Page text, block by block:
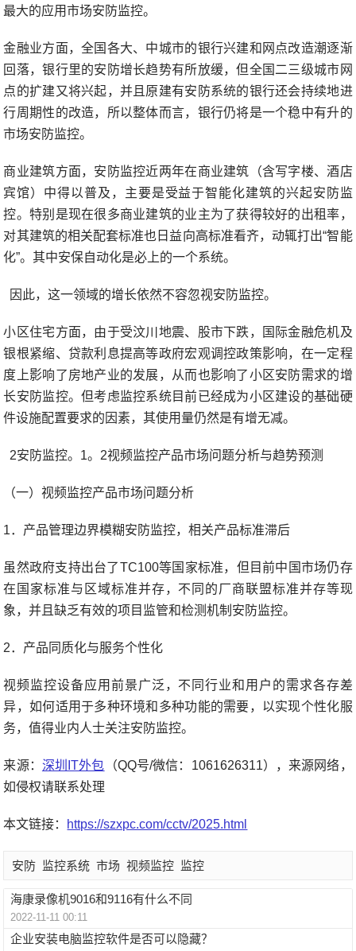
最大的应用市场安防监控。
金融业方面，全国各大、中城市的银行兴建和网点改造潮逐渐
回落，银行里的安防增长趋势有所放缓，但全国二三级城市网
点的扩建又将兴起，并且原建有安防系统的银行还会持续地进
行周期性的改造，所以整体而言，银行仍将是一个稳中有升的
市场安防监控。
商业建筑方面，安防监控近两年在商业建筑（含写字楼、酒店
宾馆）中得以普及，主要是受益于智能化建筑的兴起安防监
控。特别是现在很多商业建筑的业主为了获得较好的出租率，
对其建筑的相关配套标准也日益向高标准看齐，动辄打出“智能
化”。其中安保自动化是必上的一个系统。
因此，这一领域的增长依然不容忽视安防监控。
小区住宅方面，由于受汶川地震、股市下跌，国际金融危机及
银根紧缩、贷款利息提高等政府宏观调控政策影响，在一定程
度上影响了房地产业的发展，从而也影响了小区安防需求的增
长安防监控。但考虑监控系统目前已经成为小区建设的基础硬
件设施配置要求的因素，其使用量仍然是有增无减。
2安防监控。1。2视频监控产品市场问题分析与趋势预测
（一）视频监控产品市场问题分析
1．产品管理边界模糊安防监控，相关产品标准滞后
虽然政府支持出台了TC100等国家标准，但目前中国市场仍存
在国家标准与区域标准并存，不同的厂商联盟标准并存等现
象，并且缺乏有效的项目监管和检测机制安防监控。
2．产品同质化与服务个性化
视频监控设备应用前景广泛，不同行业和用户的需求各存差
异，如何适用于多种环境和多种功能的需要，以实现个性化服
务，值得业内人士关注安防监控。
来源： 深圳IT外包 （QQ号/微信：1061626311），来源网络，
如侵权请联系处理
本文链接： https://szxpc.com/cctv/2025.html
安防 监控系统 市场 视频监控 监控
海康录像机9016和9116有什么不同
2022-11-11 00:11
企业安装电脑监控软件是否可以隐藏？